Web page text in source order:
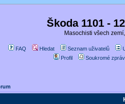
Škoda 1101 -
Masochisti všech
FAQ Hledat Seznam uživatelů
Profil
Soukromé